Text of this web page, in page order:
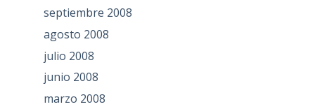
septiembre 2008
agosto 2008
julio 2008
junio 2008
marzo 2008